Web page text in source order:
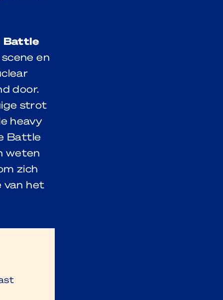
Battle
en
door.
strot
heavy
Battle
weten
zich
van het